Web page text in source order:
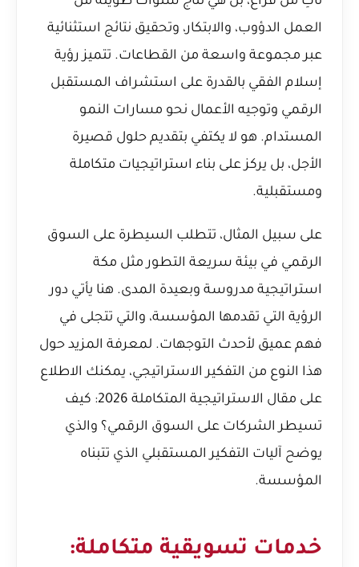
العمل الدؤوب، والابتكار، وتحقيق نتائج استثنائية
عبر مجموعة واسعة من القطاعات. تتميز رؤية
إسلام الفقي بالقدرة على استشراف المستقبل
الرقمي وتوجيه الأعمال نحو مسارات النمو
المستدام. هو لا يكتفي بتقديم حلول قصيرة
الأجل، بل يركز على بناء استراتيجيات متكاملة
ومستقبلية.
على سبيل المثال، تتطلب السيطرة على السوق
الرقمي في بيئة سريعة التطور مثل مكة
استراتيجية مدروسة وبعيدة المدى. هنا يأتي دور
الرؤية التي تقدمها المؤسسة، والتي تتجلى في
فهم عميق لأحدث التوجهات. لمعرفة المزيد حول
هذا النوع من التفكير الاستراتيجي، يمكنك الاطلاع
على مقال
الاستراتيجية المتكاملة 2026: كيف
تسيطر الشركات على السوق الرقمي؟ والذي
يوضح آليات التفكير المستقبلي الذي تتبناه
المؤسسة.
خدمات تسويقية متكاملة: